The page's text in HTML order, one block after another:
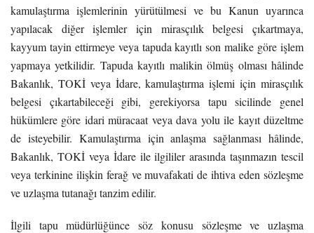
kamulaştırma işlemlerinin yürütülmesi ve bu Kanun uyarınca
yapılacak diğer işlemler için mirasçılık belgesi çıkartmaya,
kayyum tayin ettirmeye veya tapuda kayıtlı son malike göre işlem
yapmaya yetkilidir. Tapuda kayıtlı malikin ölmüş olması hâlinde
Bakanlık, TOKİ veya İdare, kamulaştırma işlemi için mirasçılık
belgesi çıkartabileceği gibi, gerekiyorsa tapu sicilinde genel
hükümlere göre idari müracaat veya dava yolu ile kayıt düzeltme
de isteyebilir. Kamulaştırma için anlaşma sağlanması hâlinde,
Bakanlık, TOKİ veya İdare ile ilgililer arasında taşınmazın tescil
veya terkinine ilişkin ferağ ve muvafakati de ihtiva eden sözleşme
ve uzlaşma tutanağı tanzim edilir.
İlgili tapu müdürlüğünce söz konusu sözleşme ve uzlaşma